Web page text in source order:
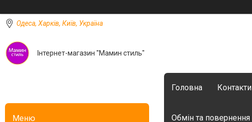
Одеса, Харків, Київ, Україна
Інтернет-магазин "Мамин стиль"
Головна Контакти
Обмін та повернення